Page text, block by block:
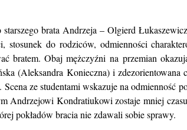
brata Andrzeja – Olgierd
stosunek do rodziców, odmienności
bratem. Obaj mężczyźni na przemian
(Aleksandra Konieczna) i zdezorientowana
ze studentami wskazuje na odmienność
Andrzejowi Kondratiukowi zostaje mniej
pokładów bracia nie zdawali sobie sprawy.